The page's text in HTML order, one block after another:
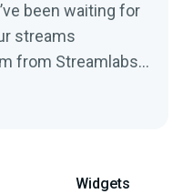
been waiting for
streams
from Streamlabs
Widgets